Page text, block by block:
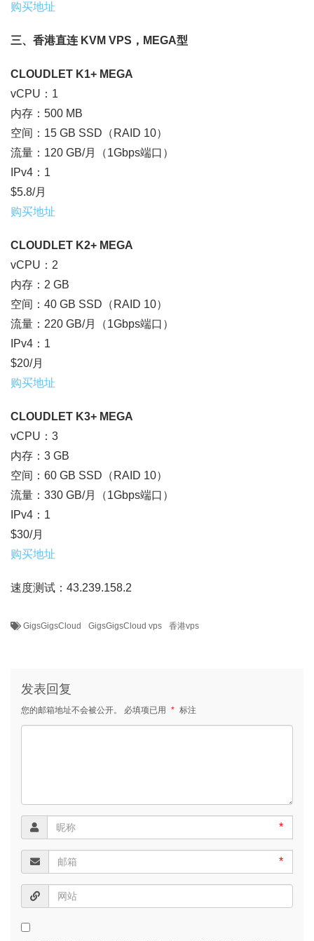
购买地址
三、香港直连 KVM VPS，MEGA型
CLOUDLET K1+ MEGA
vCPU：1
内存：500 MB
空间：15 GB SSD（RAID 10）
流量：120 GB/月（1Gbps端口）
IPv4：1
$5.8/月
购买地址
CLOUDLET K2+ MEGA
vCPU：2
内存：2 GB
空间：40 GB SSD（RAID 10）
流量：220 GB/月（1Gbps端口）
IPv4：1
$20/月
购买地址
CLOUDLET K3+ MEGA
vCPU：3
内存：3 GB
空间：60 GB SSD（RAID 10）
流量：330 GB/月（1Gbps端口）
IPv4：1
$30/月
购买地址
速度测试：43.239.158.2
GigsGigsCloud GigsGigsCloud vps 香港vps
发表回复
您的邮箱地址不会被公开。 必填项已用 * 标注
*
*